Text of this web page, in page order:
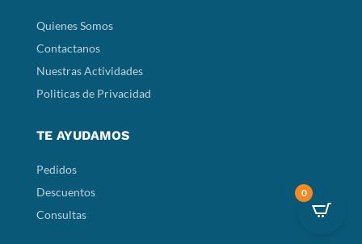
Quienes Somos
Contactanos
Nuestras Actividades
Politicas de Privacidad
TE AYUDAMOS
Pedidos
Descuentos
Consultas
0